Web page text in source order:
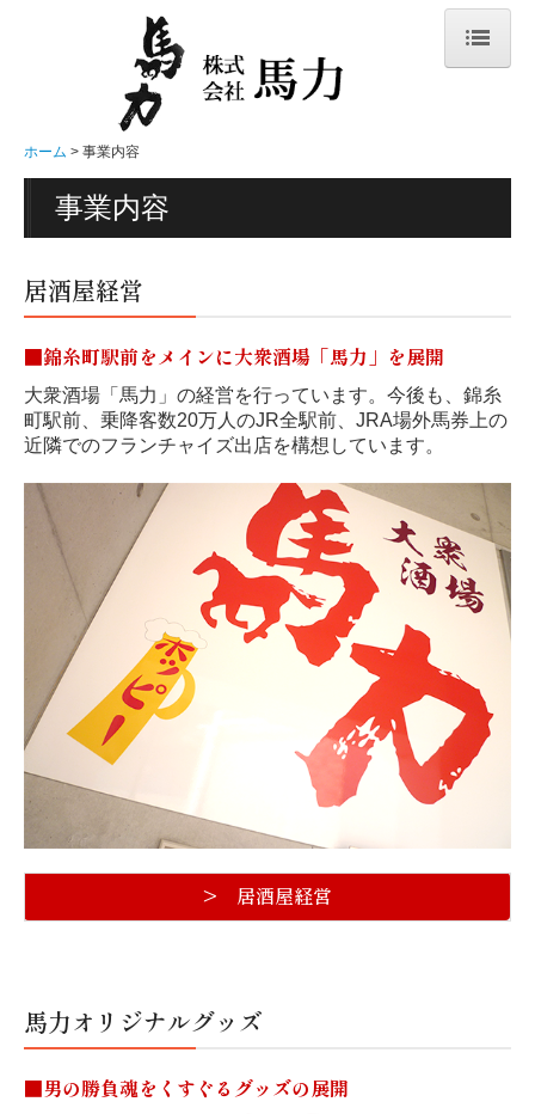
メニュー表
大衆酒場 馬力のこだわり
会社概要
ビジネスの特長
事業内容
FC展開（募集）
お問合せ
個人情報保護方針
ホーム 事業内容
事業内容
居酒屋経営
■錦糸町駅前をメインに大衆酒場「馬力」を展開
大衆酒場「馬力」の経営を行っています。今後も、錦糸
町駅前、乗降客数20万人のJR全駅前、JRA場外馬券上の
近隣でのフランチャイズ出店を構想しています。
> 居酒屋経営
馬力オリジナルグッズ
■男の勝負魂をくすぐるグッズの展開